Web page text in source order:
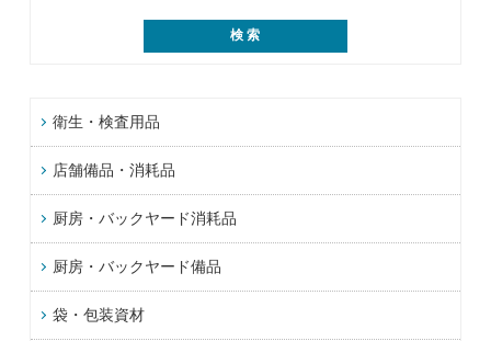
衛生・検査用品
店舗備品・消耗品
厨房・バックヤード消耗品
厨房・バックヤード備品
袋・包装資材